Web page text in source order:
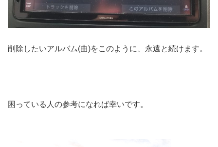
削除したいアルバム(曲)をこのように、永遠と続けます。
困っている人の参考になれば幸いです。